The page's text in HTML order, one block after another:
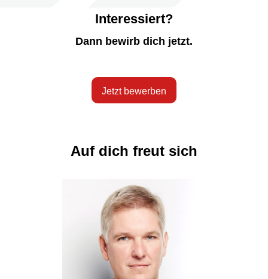
Interessiert?
Dann bewirb dich jetzt.
Jetzt bewerben
Auf dich freut sich